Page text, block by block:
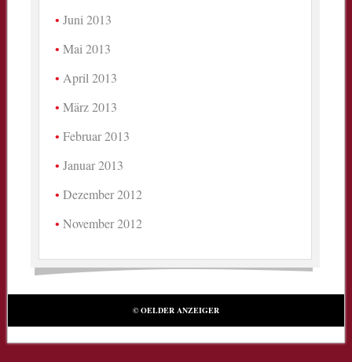
Juni 2013
Mai 2013
April 2013
März 2013
Februar 2013
Januar 2013
Dezember 2012
November 2012
© OELDER ANZEIGER